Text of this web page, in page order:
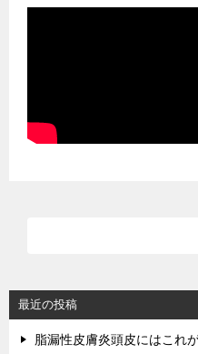
最近の投稿
脂漏性皮膚炎頭皮にはこれ